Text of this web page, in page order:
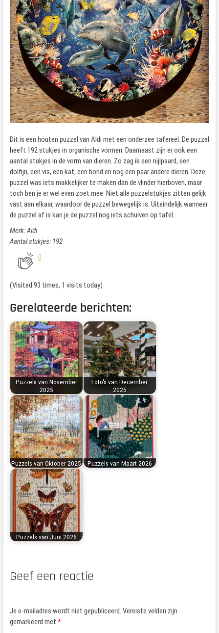
Dit is een houten puzzel van Aldi met een onderzee tafereel. De puzzel
heeft 192 stukjes in organische vormen. Daarnaast zijn er ook een
aantal stukjes in de vorm van dieren. Zo zag ik een nijlpaard, een
dolfijn, een vis, een kat, een hond en nog een paar andere dieren. Deze
puzzel was iets makkelijker te maken dan de vlinder hierboven, maar
toch ben je er wel even zoet mee. Niet alle puzzelstukjes zitten gelijk
vast aan elkaar, waardoor de puzzel bewegelijk is. Uiteindelijk wanneer
de puzzel af is kan je de puzzel nog iets schuiven op tafel.
Merk: Aldi
Aantal stukjes: 192
0
(Visited 93 times, 1 visits today)
Gerelateerde berichten:
Puzzels van November
2025
Foto's van December
2025
Puzzels van Oktober 2025 Puzzels van Maart 2026
Puzzels van Juni 2026
Geef een reactie
Je e-mailadres wordt niet gepubliceerd. Vereiste velden zijn
gemarkeerd met *